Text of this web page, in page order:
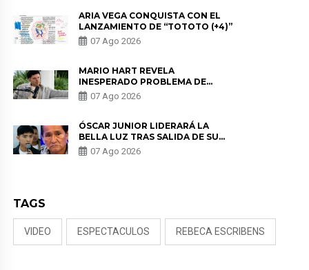
ARIA VEGA CONQUISTA CON EL
LANZAMIENTO DE “TOTOTO (+4)”
07 Ago 2026
MARIO HART REVELA
INESPERADO PROBLEMA DE
SALUD ANTES DE SEPARARSE DE
KORINA: “ME ENCONTRARON UN
07 Ago 2026
ÓSCAR JUNIOR LIDERARÁ LA
BELLA LUZ TRAS SALIDA DE SU
PADRE POR POLÉMICA CON
NALDY SALDAÑA
07 Ago 2026
TAGS
VIDEO ESPECTACULOS REBECA ESCRIBENS